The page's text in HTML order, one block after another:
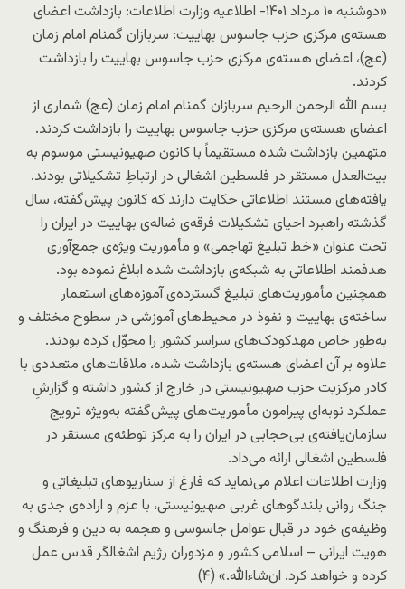
«دوشنبه ۱۰ مرداد ۱۴۰۱- اطلاعیه وزارت اطلاعات: بازداشت اعضای
هسته‌ی مرکزی حزب جاسوس بهاییت: سربازان گمنام امام زمان
(عج)، اعضای هسته‌ی مرکزی حزب جاسوس بهاییت را بازداشت
کردند.
بسم الله الرحمن الرحیم سربازان گمنام امام زمان (عج) شماری از
اعضای هسته‌ی مرکزی حزب جاسوس بهاییت را بازداشت کردند.
متهمین بازداشت شده مستقیماً با کانون صهیونیستی موسوم به
بیت‌العدل مستقر در فلسطین اشغالی در ارتباطِ تشکیلاتی بودند.
یافته‌های مستند اطلاعاتی حکایت دارند که کانون پیش‌گفته، سال
گذشته راهبرد احیای تشکیلات فرقه‌ی ضاله‌ی بهاییت در ایران را
تحت عنوان «خط تبلیغ تهاجمی» و مأموریت ویژه‌ی جمع‌آوری
هدفمند اطلاعاتی به شبکه‌ی بازداشت شده ابلاغ نموده بود.
همچنین مأموریت‌های تبلیغ گسترده‌ی آموزه‌های استعمار
ساخته‌ی بهاییت و نفوذ در محیط‌های آموزشی در سطوح مختلف و
به‌طور خاص مهدکودک‌های سراسر کشور را محوّل کرده بودند.
علاوه بر آن اعضای هسته‌ی بازداشت شده، ملاقات‌های متعددی با
کادر مرکزیت حزب صهیونیستی در خارج از کشور داشته و گزارشِ
عملکرد نوبه‌ای پیرامون مأموریت‌های پیش‌گفته به‌ویژه ترویج
سازمان‌یافته‌ی بی‌حجابی در ایران را به مرکز توطئه‌ی مستقر در
فلسطین اشغالی ارائه می‌داد.
وزارت اطلاعات اعلام می‌نماید که فارغ از سناریوهای تبلیغاتی و
جنگ روانی بلندگوهای غربی صهیونیستی، با عزم و اراده‌ی جدی به
وظیفه‌ی خود در قبال عوامل جاسوسی و هجمه به دین و فرهنگ و
هویت ایرانی – اسلامی کشور و مزدوران رژیم اشغالگر قدس عمل
کرده و خواهد کرد. ان‌شاءالله.» (۴)